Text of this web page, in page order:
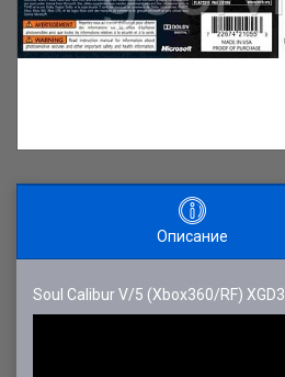
Описание
Soul Calibur V/5 (Xbox360/RF) XGD3